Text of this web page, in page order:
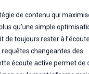
de contenu qui
qu’une simple
de toujours rester à
requêtes changeantes des
écoute active permet de